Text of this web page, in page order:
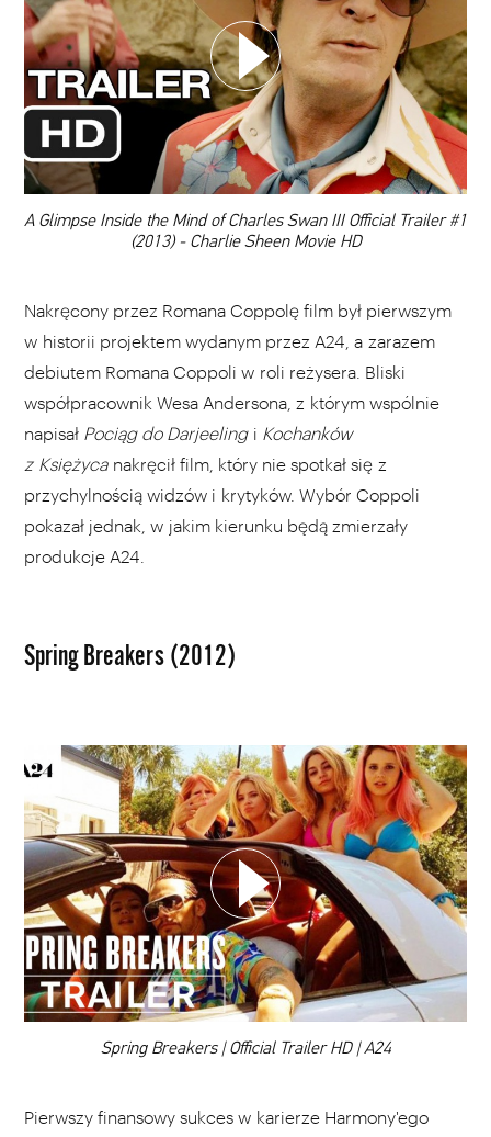
00:00
A Glimpse Inside the Mind of Charles Swan III Official Trailer #1
(2013) - Charlie Sheen Movie HD
WYBIERZ SWOJĄ PLAYLISTĘ
DODAJ TEN FILM DO PLAYLISTY
Nakręcony przez Romana Coppolę film był pierwszym
w historii projektem wydanym przez A24, a zarazem
debiutem Romana Coppoli w roli reżysera. Bliski
współpracownik Wesa Andersona, z którym wspólnie
napisał Pociąg do Darjeelingi Kochanków
z Księżycanakręcił film, który nie spotkał się z
przychylnością widzów i krytyków. Wybór Coppoli
pokazał jednak, w jakim kierunku będą zmierzały
produkcje A24.
Spring Breakers (2012)
00:00
Spring Breakers | Official Trailer HD | A24
WYBIERZ SWOJĄ PLAYLISTĘ
DODAJ TEN FILM DO PLAYLISTY
Pierwszy finansowy sukces w karierze Harmony'ego